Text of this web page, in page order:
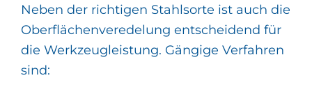
Neben der richtigen Stahlsorte ist auch die
Oberflächenveredelung entscheidend für
die Werkzeugleistung. Gängige Verfahren
sind: